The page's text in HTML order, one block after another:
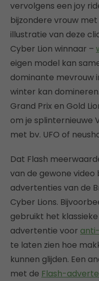
vervolgens een joy
bijzondere vrouw
illustratie van deze
Cyber Lion winnaar –
eigen model kan
dominante mevrouw
winter kan
Grand Prix en Gold
om je splinternieuwe
met bv. UFO of
Dat Flash
van de gewone
advertenties van de
Cyber Lions.
gebruikt het klassieke
advertentie voor
te laten zien hoe
kunnen glijden. Een
met de Flash-